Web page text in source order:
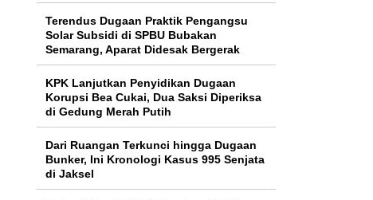
Terendus Dugaan Praktik Pengangsu
Solar Subsidi di SPBU Bubakan
Semarang, Aparat Didesak Bergerak
KPK Lanjutkan Penyidikan Dugaan
Korupsi Bea Cukai, Dua Saksi Diperiksa
di Gedung Merah Putih
Dari Ruangan Terkunci hingga Dugaan
Bunker, Ini Kronologi Kasus 995 Senjata
di Jaksel